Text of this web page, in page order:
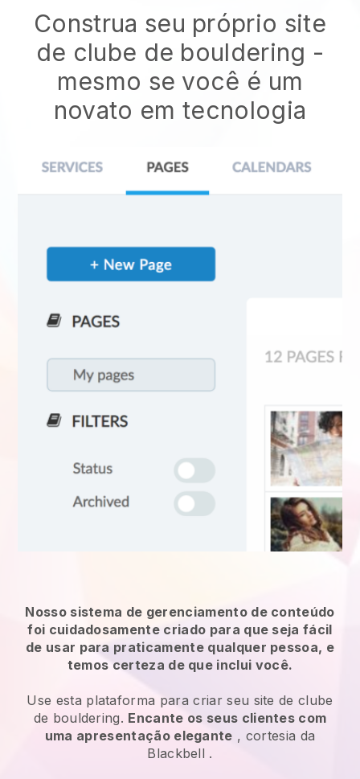
Construa seu próprio site
de clube de bouldering -
mesmo se você é um
novato em tecnologia
Nosso sistema de gerenciamento de conteúdo
foi cuidadosamente criado para que seja fácil
de usar para praticamente qualquer pessoa, e
temos certeza de que inclui você.
Use esta plataforma para criar seu site de clube
de bouldering. Encante os seus clientes com
uma apresentação elegante , cortesia da
Blackbell .